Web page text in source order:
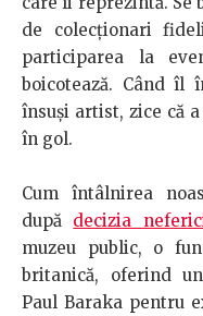
de colecţionari
participarea la
boicotează. Când
însuşi artist, zice că
în gol.
Cum întâlnirea
după decizia
muzeu public, o
britanică, oferind
Paul Baraka pentru